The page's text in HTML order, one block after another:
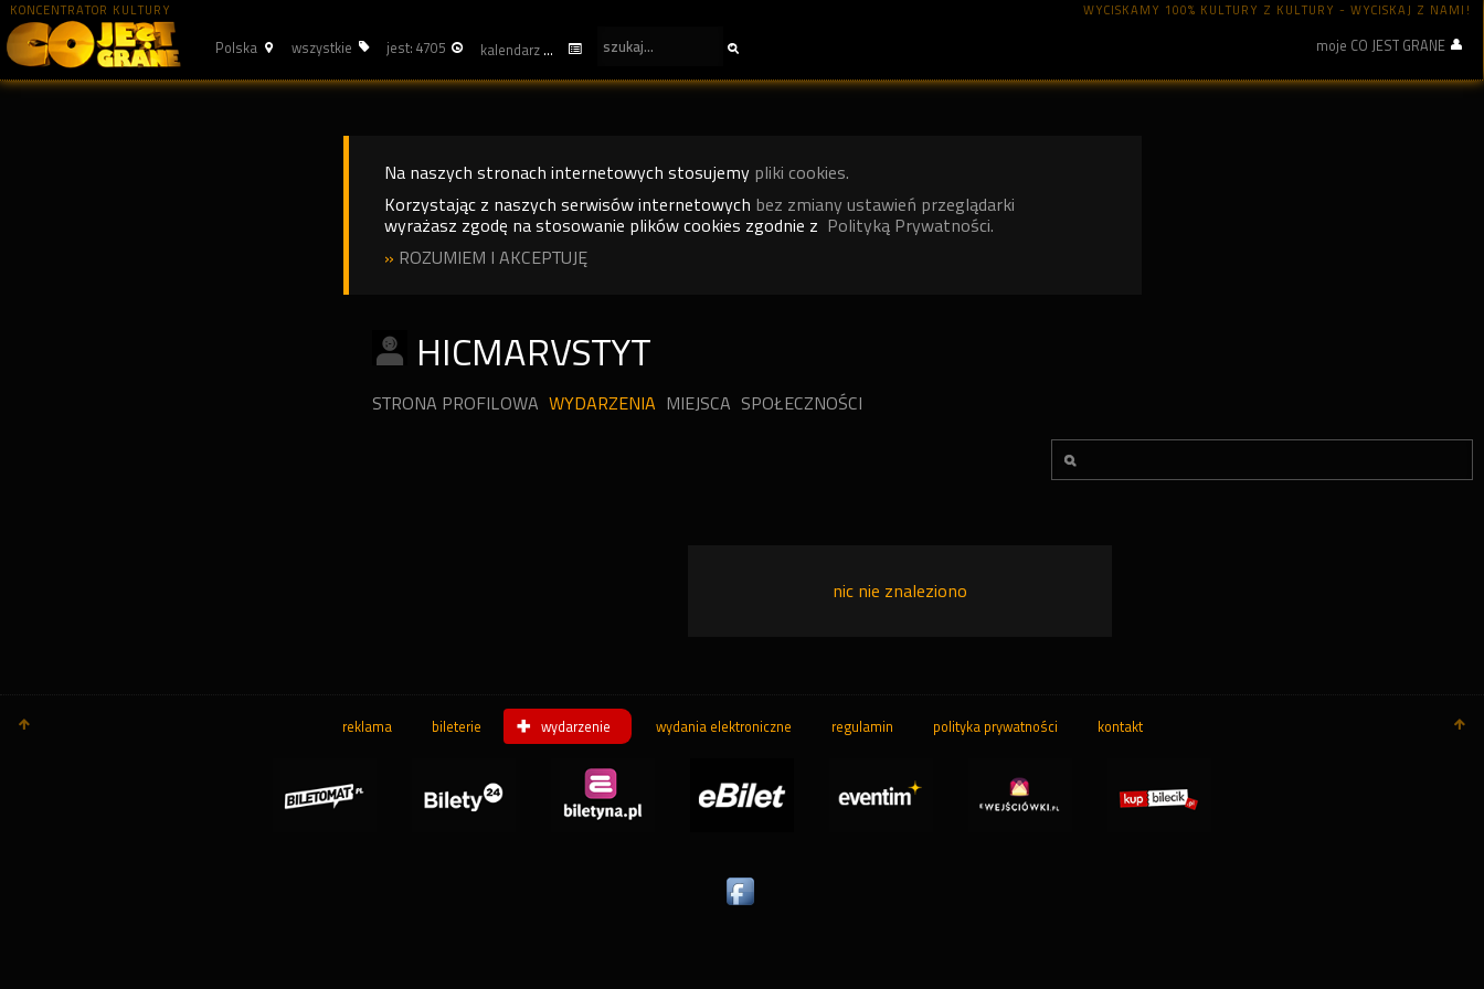
KONCENTRATOR KULTURY WYCISKAMY 100% KULTURY Z KULTURY - WYCISKAJ Z NAMI!
Polska wszystkie jest: 4705 kalendarz moje CO JEST GRANE
Na naszych stronach internetowych stosujemy pliki cookies.
Korzystając z naszych serwisów internetowych bez zmiany ustawień przeglądarki
wyrażasz zgodę na stosowanie plików cookies zgodnie z Polityką Prywatności.
» ROZUMIEM I AKCEPTUJĘ
HICMARVSTYT
STRONA PROFILOWA WYDARZENIA MIEJSCA SPOŁECZNOŚCI
nic nie znaleziono
reklama bileterie wydarzenie wydania elektroniczne regulamin polityka prywatności kontakt